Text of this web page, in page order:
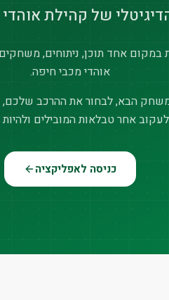
של קהילת
אחד תוכן, ניתוחים, משחקים,
אוהדי מכבי חיפה.
הבא, לבחור את ההרכב
אחר טבלאות המובילים
כניסה לאפליקציה